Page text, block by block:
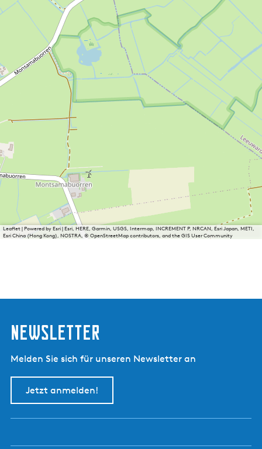
Leaflet|Powered by Esri | Esri, HERE, Garmin, USGS, Intermap, INCREMENT P, NRCAN, Esri Japan, METI,
Esri China (Hong Kong), NOSTRA, © OpenStreetMap contributors, and the GIS User Community
Newsletter
Melden Sie sich für unseren Newsletter an
Jetzt anmelden!